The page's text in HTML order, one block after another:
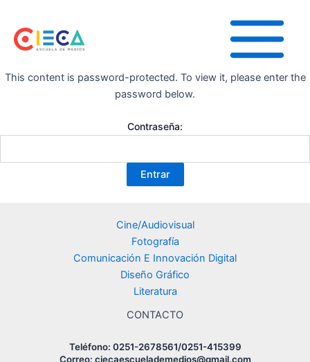
contenido
Menu
This content is password-protected. To view it, please enter the
password below.
Contraseña:
Cine/Audiovisual
Fotografía
Comunicación E Innovación Digital
Diseño Gráfico
Literatura
CONTACTO
Teléfono: 0251-2678561/0251-415399
Correo: ciecaescuelademedios@gmail.com